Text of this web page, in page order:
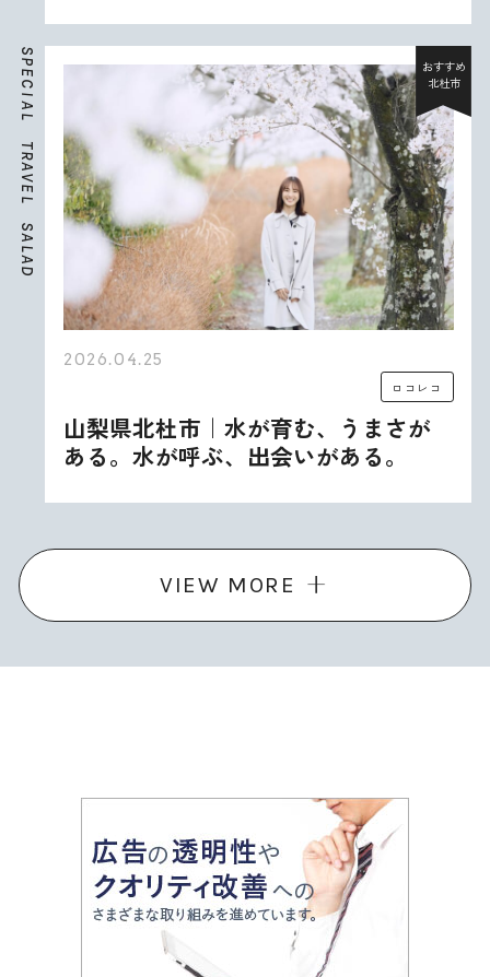
S
P
E
C
I
A
L
T
R
A
V
E
L
S
A
L
A
D
おすすめ
北杜市
2026.04.25
ロコレコ
山梨県北杜市｜水が育む、うまさが
ある。水が呼ぶ、出会いがある。
VIEW MORE